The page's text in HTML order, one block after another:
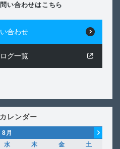
い合わせはこちら
合わせ
グ一覧
レンダー
8 月
水 木 金
土